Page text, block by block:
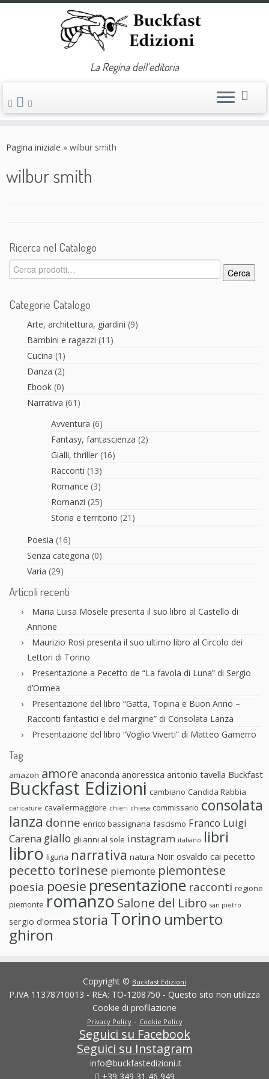
La Regina dell'editoria
Pagina iniziale » wilbur smith
wilbur smith
Ricerca nel Catalogo
Cerca:
Cerca
Categorie Catalogo
Arte, architettura, giardini (9)
Bambini e ragazzi (11)
Cucina (1)
Danza (2)
Ebook (0)
Narrativa (61)
Avventura (6)
Fantasy, fantascienza (2)
Gialli, thriller (16)
Racconti (13)
Romance (3)
Romanzi (25)
Storia e territorio (21)
Poesia (16)
Senza categoria (0)
Varia (29)
Articoli recenti
Maria Luisa Mosele presenta il suo libro al Castello di
Annone
Maurizio Rosi presenta il suo ultimo libro al Circolo dei
Lettori di Torino
Presentazione a Pecetto de “La favola di Luna” di Sergio
d’Ormea
Presentazione del libro “Gatta, Topina e Buon Anno –
Racconti fantastici e del margine” di Consolata Lanza
Presentazione del libro “Voglio Viverti” di Matteo Gamerro
Tag
amazon amore anaconda anoressica antonio tavella Buckfast
Buckfast Edizioni cambiano Candida Rabbia
caricature cavallermaggiore chieri chiesa commissario consolata
lanza donne enrico bassignana fascismo Franco Luigi
Carena giallo gli anni al sole instagram italiano libri
libro liguria narrativa natura Noir osvaldo cai pecetto
pecetto torinese piemonte piemontese
poesia poesie presentazione racconti regione
piemonte romanzo Salone del Libro san pietro
sergio d'ormea storia Torino umberto
ghiron
Copyright © Buckfast Edizioni
P.IVA 11378710013 - REA: TO-1208750 - Questo sito non utilizza
Cookie di profilazione
Privacy Policy- Cookie Policy
Seguici su Facebook
Seguici su Instagram
info@buckfastedizioni.it
+39 349 31 46 949